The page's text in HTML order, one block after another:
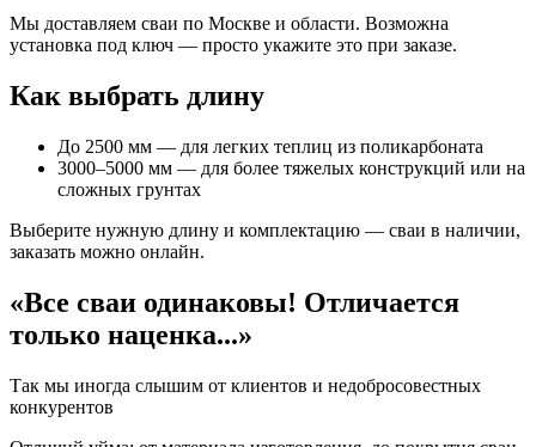
Мы доставляем сваи по Москве и области. Возможна
установка под ключ — просто укажите это при заказе.
Как выбрать длину
До 2500 мм — для легких теплиц из поликарбоната
3000–5000 мм — для более тяжелых конструкций или на
сложных грунтах
Выберите нужную длину и комплектацию — сваи в наличии,
заказать можно онлайн.
«Все сваи одинаковы! Отличается
только наценка...»
Так мы иногда слышим от клиентов и недобросовестных
конкурентов